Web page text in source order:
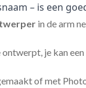
– is een
in de arm
je kan
of met